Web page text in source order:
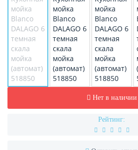
Нет в наличии
Рейтинг: